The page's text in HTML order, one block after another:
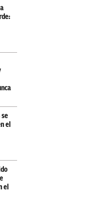
se
el
el